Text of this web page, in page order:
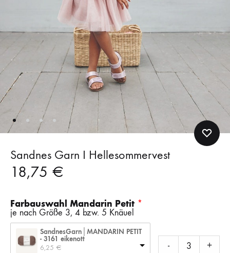
Sandnes Garn I Hellesommervest
18,75 €
Farbauswahl Mandarin Petit
je nach Größe 3, 4 bzw. 5 Knäuel
SandnesGarn│MANDARIN PETIT
- 3161 eikenott
6,25 €
- +